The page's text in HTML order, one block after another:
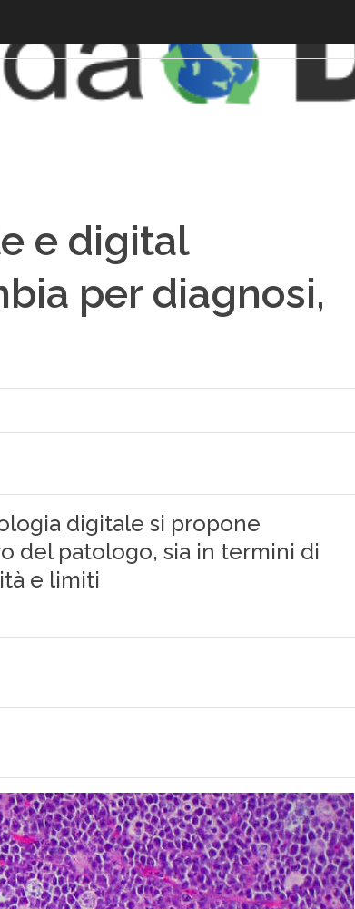
e digital
per diagnosi,
digitale si propone
del patologo, sia in termini di
e limiti